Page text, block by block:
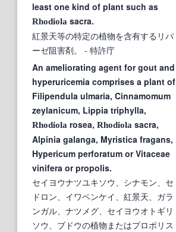
least one kind of plant such as
Rhodiola sacra.
紅景天等の特定の植物を含有するリパ
ーゼ阻害剤。
- 特許庁
An ameliorating agent for gout and
hyperuricemia comprises a plant of
Filipendula ulmaria, Cinnamomum
zeylanicum, Lippia triphylla,
Rhodiola rosea, Rhodiola sacra,
Alpinia galanga, Myristica fragans,
Hypericum perforatum or Vitaceae
vinifera or propolis.
セイヨウナツユキソウ、シナモン、セ
ドロン、イワベンケイ、紅景天、ガラ
ンガル、ナツメグ、セイヨウオトギリ
ソウ、ブドウの植物またはプロポリス